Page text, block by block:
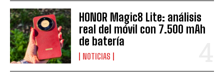
HONOR Magic8 Lite: análisis
real del móvil con 7.500 mAh
de batería
NOTICIAS